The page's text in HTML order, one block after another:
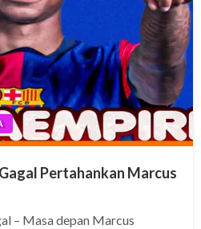
Pertahankan Marcus
– Masa depan Marcus